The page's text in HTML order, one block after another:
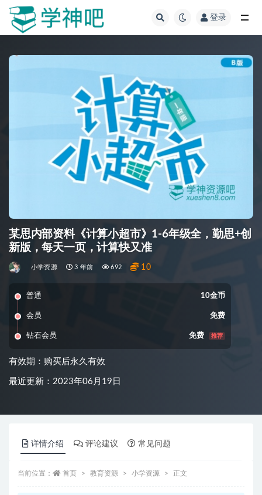
登录
某思内部资料《计算小超市》1-6年级全，勤思+创
新版，每天一页，计算快又准
小学资源 3 年前 692 10
普通 10金币
会员 免费
钻石会员 免费 推荐
有效期：购买后永久有效
最近更新：2023年06月19日
详情介绍 评论建议 常见问题
当前位置： 首页 教育资源 小学资源 正文